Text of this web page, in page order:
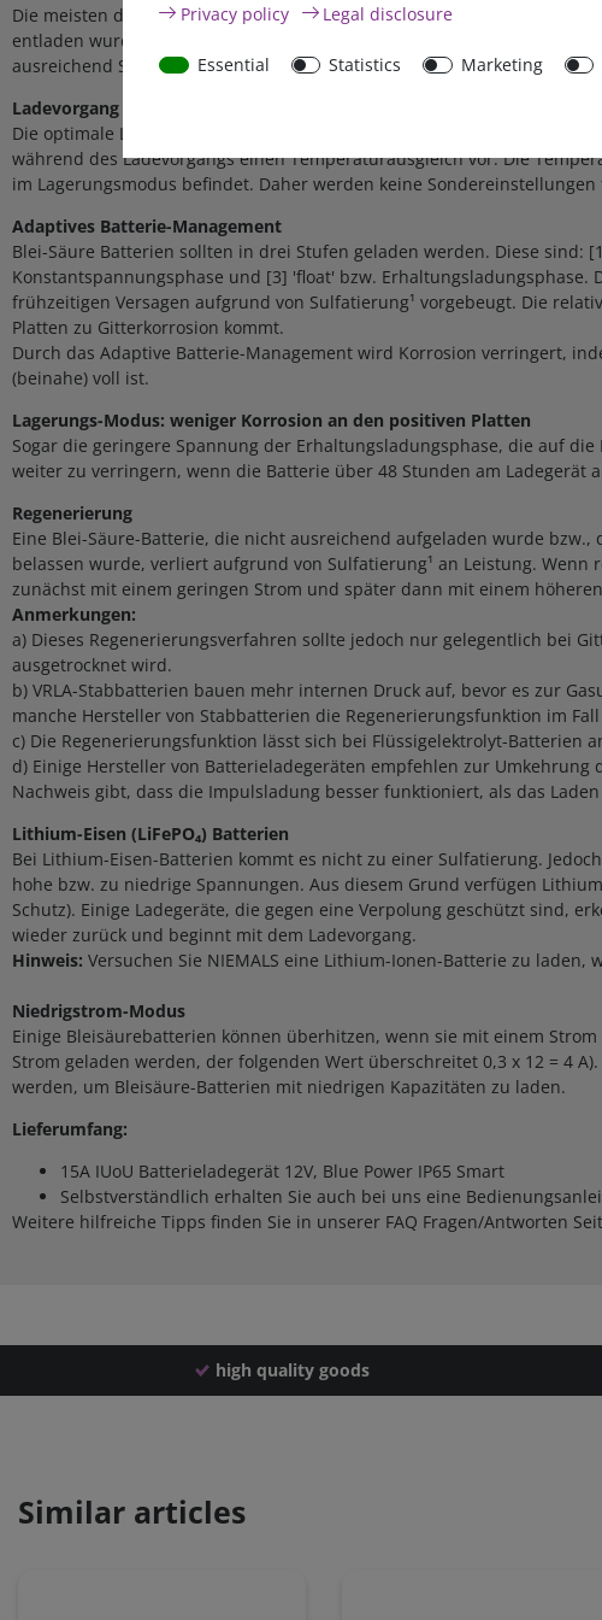
Die meisten der Ladegeräte, die vor Verpolung geschützt sind,
entladen wurde, nicht und laden sie daher auch nicht auf. Das Blue
ausreichend Spannung an den Batterieanschlüssen erzeugt wurde,
Ladevorgang mit Temperaturausgleich
Die optimale Ladespannung einer Blei-Säure-Batterie variiert
während des Ladevorgangs einen Temperaturausgleich vor. Die
im Lagerungsmodus befindet. Daher werden keine
Adaptives Batterie-Management
Blei-Säure Batterien sollten in drei Stufen geladen werden. Diese sind:
Konstantspannungsphase und [3] 'float' bzw.
frühzeitigen Versagen aufgrund von Sulfatierung¹ vorgebeugt. Die
Platten zu Gitterkorrosion kommt.
Durch das Adaptive Batterie-Management wird Korrosion verringert,
(beinahe) voll ist.
Lagerungs-Modus: weniger Korrosion an den positiven Platten
Sogar die geringere Spannung der Erhaltungsladungsphase, die auf
weiter zu verringern, wenn die Batterie über 48 Stunden am
Regenerierung
Eine Blei-Säure-Batterie, die nicht ausreichend aufgeladen wurde
belassen wurde, verliert aufgrund von Sulfatierung¹ an Leistung.
zunächst mit einem geringen Strom und später dann mit einem
Anmerkungen:
a) Dieses Regenerierungsverfahren sollte jedoch nur gelegentlich bei
ausgetrocknet wird.
b) VRLA-Stabbatterien bauen mehr internen Druck auf, bevor es zur
manche Hersteller von Stabbatterien die Regenerierungsfunktion im
c) Die Regenerierungsfunktion lässt sich bei Flüssigelektrolyt-
d) Einige Hersteller von Batterieladegeräten empfehlen zur
Nachweis gibt, dass die Impulsladung besser funktioniert, als das
Lithium-Eisen (LiFePO₄) Batterien
Bei Lithium-Eisen-Batterien kommt es nicht zu einer Sulfatierung.
hohe bzw. zu niedrige Spannungen. Aus diesem Grund verfügen
Schutz). Einige Ladegeräte, die gegen eine Verpolung geschützt sind,
wieder zurück und beginnt mit dem Ladevorgang.
Hinweis: Versuchen Sie NIEMALS eine Lithium-Ionen-Batterie zu
Niedrigstrom-Modus
Einige Bleisäurebatterien können überhitzen, wenn sie mit einem
Strom geladen werden, der folgenden Wert überschreitet 0,3 x 12 = 4
werden, um Bleisäure-Batterien mit niedrigen Kapazitäten zu laden.
Lieferumfang:
15A IUoU Batterieladegerät 12V, Blue Power IP65 Smart
Selbstverständlich erhalten Sie auch bei uns eine
Weitere hilfreiche Tipps finden Sie in unserer FAQ Fragen/Antworten
high quality goods
Similar articles
Privacy policy
Legal disclosure
Essential Statistics Marketing